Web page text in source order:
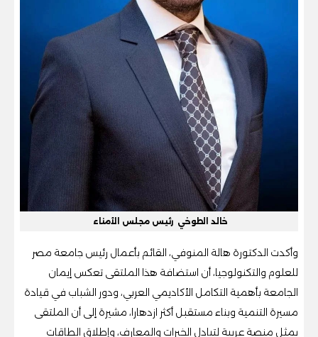
خالد الطوخي رئيس مجلس الأمناء
وأكدت الدكتورة هالة المنوفي، القائم بأعمال رئيس جامعة مصر
للعلوم والتكنولوجيا، أن استضافة هذا الملتقى تعكس إيمان
الجامعة بأهمية التكامل الأكاديمي العربي، ودور الشباب في قيادة
مسيرة التنمية وبناء مستقبل أكثر ازدهارا، مشيرة إلى أن الملتقى
يمثل منصة عربية لتبادل الخبرات والمعارف، وإطلاق الطاقات